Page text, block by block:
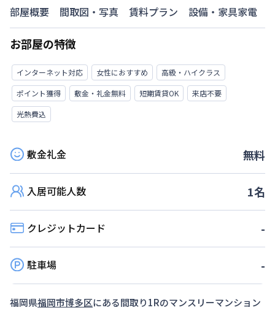
部屋概要 間取図・写真 賃料プラン 設備・家具家電
お部屋の特徴
インターネット対応 女性におすすめ
高級・ハイクラス
ポイント獲得
敷金・礼金無料 短期賃貸OK
来店不要
光熱費込
敷金礼金 無料
入居可能人数 1名
クレジットカード -
駐車場 -
福岡県福岡市博多区にある間取り1Rのマンスリーマンション